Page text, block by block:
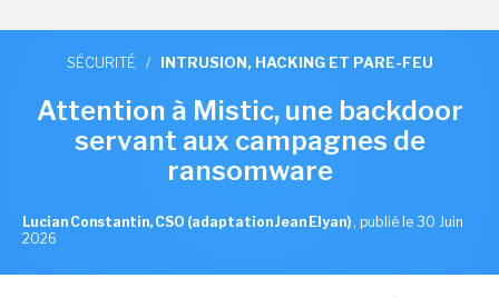
SÉCURITÉ / INTRUSION, HACKING ET PARE-FEU
Attention à Mistic, une backdoor
servant aux campagnes de
ransomware
Lucian Constantin, CSO (adaptation Jean Elyan) , publié le 30 Juin
2026